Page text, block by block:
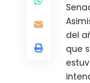
del
que